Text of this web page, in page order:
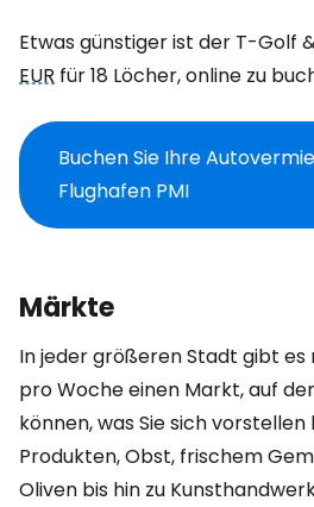
Etwas günstiger ist der T-Golf
EUR für 18 Löcher, online zu
Buchen Sie Ihre
Flughafen PMI
Märkte
In jeder größeren Stadt gibt
pro Woche einen Markt, auf
können, was Sie sich
Produkten, Obst, frischem
Oliven bis hin zu